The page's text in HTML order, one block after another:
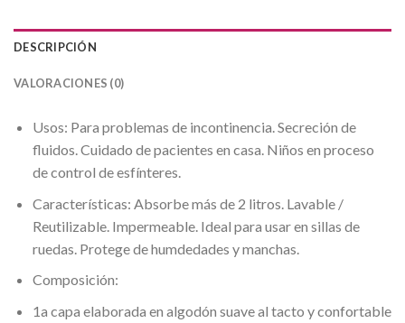
DESCRIPCIÓN
VALORACIONES (0)
Usos: Para problemas de incontinencia. Secreción de
fluidos. Cuidado de pacientes en casa. Niños en proceso
de control de esfínteres.
Características: Absorbe más de 2 litros. Lavable /
Reutilizable. Impermeable. Ideal para usar en sillas de
ruedas. Protege de humdedades y manchas.
Composición:
1a capa elaborada en algodón suave al tacto y confortable